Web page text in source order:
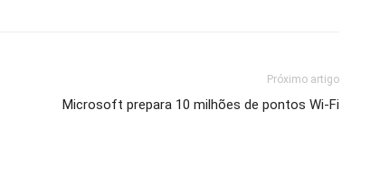
Próximo artigo
Microsoft prepara 10 milhões de pontos Wi-Fi